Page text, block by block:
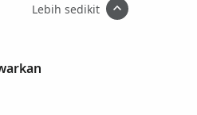
Lebih sedikit